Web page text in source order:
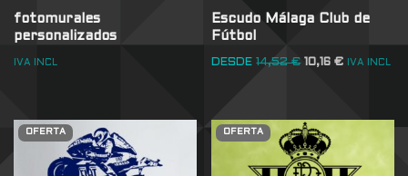
fotomurales
personalizados
IVA INCL
Escudo Málaga Club de
Fútbol
DESDE 14,52€ 10,16€ IVA INCL
OFERTA OFERTA